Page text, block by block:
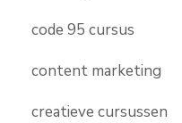
code 95 cursus
content marketing
creatieve cursussen